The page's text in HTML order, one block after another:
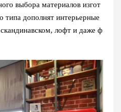
выбора материалов изгот
типа дополнят интерьерные
лофт и даже ф